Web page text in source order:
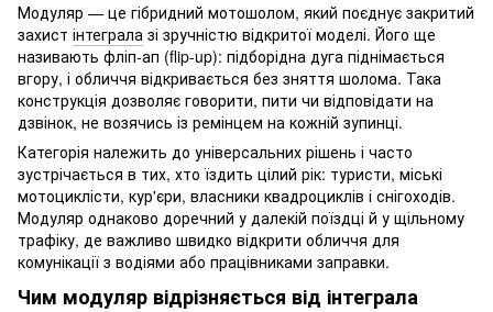
Модуляр — це гібридний мотошолом, який поєднує закритий
захист інтеграла зі зручністю відкритої моделі. Його ще
називають фліп-ап (flip-up): підборідна дуга піднімається
вгору, і обличчя відкривається без зняття шолома. Така
конструкція дозволяє говорити, пити чи відповідати на
дзвінок, не возячись із ремінцем на кожній зупинці.
Категорія належить до універсальних рішень і часто
зустрічається в тих, хто їздить цілий рік: туристи, міські
мотоциклісти, кур'єри, власники квадроциклів і снігоходів.
Модуляр однаково доречний у далекій поїздці й у щільному
трафіку, де важливо швидко відкрити обличчя для
комунікації з водіями або працівниками заправки.
Чим модуляр відрізняється від інтеграла